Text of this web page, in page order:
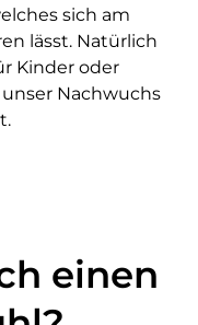
sich am
lässt. Natürlich
Kinder oder
Nachwuchs
einen